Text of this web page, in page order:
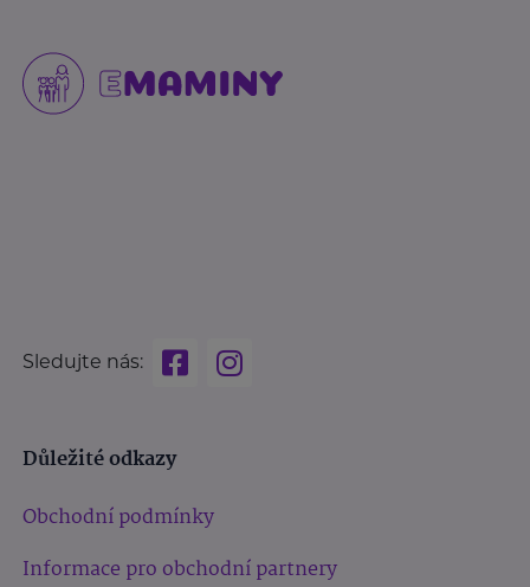
Sledujte nás:
Důležité odkazy
Obchodní podmínky
Informace pro obchodní partnery